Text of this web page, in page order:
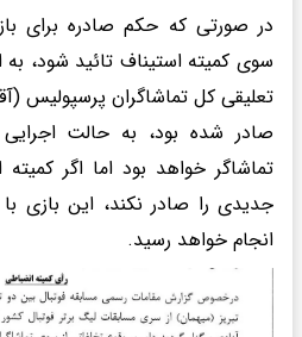
در صورتی که حکم صادره برای
سوی کمیته استیناف تائید شود،
تعلیقی کل تماشاگران پرسپولیس
صادر شده بود، به حالت
تماشاگر خواهد بود اما اگر
جدیدی را صادر نکند، این بازی
انجام خواهد رسید.